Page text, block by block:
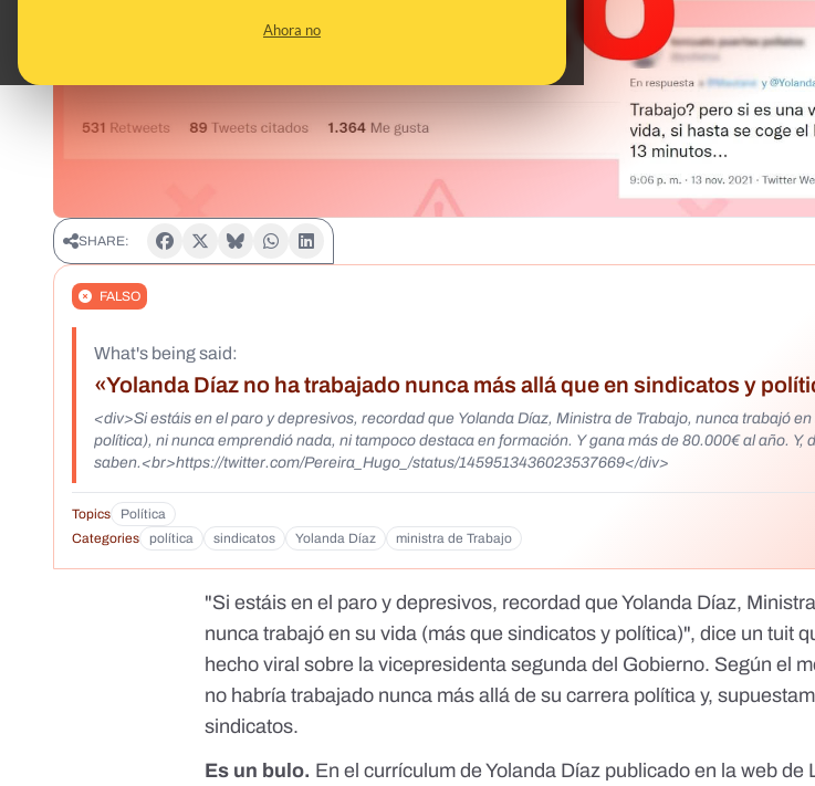
Ahora no
SHARE:
FALSO
What's being said:
«Yolanda Díaz no ha trabajado nunca más allá que en sindicatos y
<div>Si estáis en el paro y depresivos, recordad que Yolanda Díaz, Ministra de Trabajo, nunca trabajó
política), ni nunca emprendió nada, ni tampoco destaca en formación. Y gana más de 80.000€ al año. Y,
saben.<br>https://twitter.com/Pereira_Hugo_/status/1459513436023537669</div>
Topics Política
Categories
política sindicatos Yolanda Díaz ministra de Trabajo
"Si estáis en el paro y depresivos, recordad que Yolanda Díaz,
nunca trabajó en su vida (más que sindicatos y política)", dice un tuit
hecho viral sobre la vicepresidenta segunda del Gobierno. Según el
no habría trabajado nunca más allá de su carrera política y,
sindicatos.
Es un bulo. Enel currículum de Yolanda Díaz publicado en la web de